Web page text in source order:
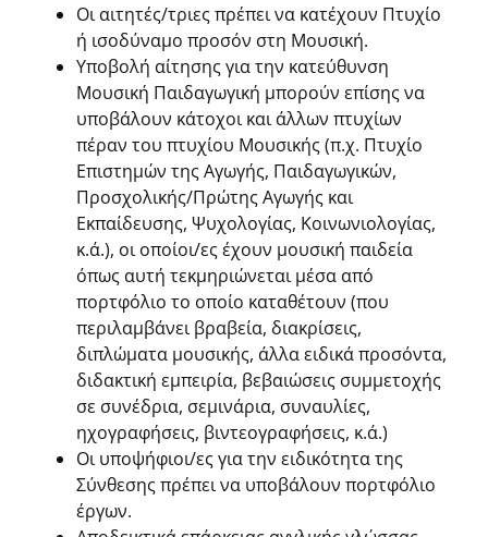
Οι αιτητές/τριες πρέπει να κατέχουν Πτυχίο
ή ισοδύναμο προσόν στη Μουσική.
Υποβολή αίτησης για την κατεύθυνση
Μουσική Παιδαγωγική μπορούν επίσης να
υποβάλουν κάτοχοι και άλλων πτυχίων
πέραν του πτυχίου Μουσικής (π.χ. Πτυχίο
Επιστημών της Αγωγής, Παιδαγωγικών,
Προσχολικής/Πρώτης Αγωγής και
Εκπαίδευσης, Ψυχολογίας, Κοινωνιολογίας,
κ.ά.), οι οποίοι/ες έχουν μουσική παιδεία
όπως αυτή τεκμηριώνεται μέσα από
πορτφόλιο το οποίο καταθέτουν (που
περιλαμβάνει βραβεία, διακρίσεις,
διπλώματα μουσικής, άλλα ειδικά προσόντα,
διδακτική εμπειρία, βεβαιώσεις συμμετοχής
σε συνέδρια, σεμινάρια, συναυλίες,
ηχογραφήσεις, βιντεογραφήσεις, κ.ά.)
Οι υποψήφιοι/ες για την ειδικότητα της
Σύνθεσης πρέπει να υποβάλουν πορτφόλιο
έργων.